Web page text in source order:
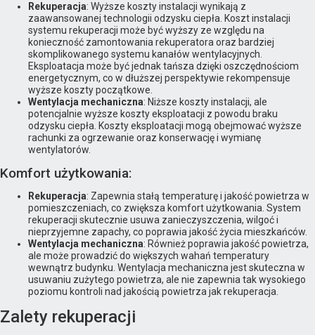
Rekuperacja: Wyższe koszty instalacji wynikają z
zaawansowanej technologii odzysku ciepła. Koszt instalacji
systemu rekuperacji może być wyższy ze względu na
konieczność zamontowania rekuperatora oraz bardziej
skomplikowanego systemu kanałów wentylacyjnych.
Eksploatacja może być jednak tańsza dzięki oszczędnościom
energetycznym, co w dłuższej perspektywie rekompensuje
wyższe koszty początkowe.
Wentylacja mechaniczna: Niższe koszty instalacji, ale
potencjalnie wyższe koszty eksploatacji z powodu braku
odzysku ciepła. Koszty eksploatacji mogą obejmować wyższe
rachunki za ogrzewanie oraz konserwację i wymianę
wentylatorów.
Komfort użytkowania:
Rekuperacja: Zapewnia stałą temperaturę i jakość powietrza w
pomieszczeniach, co zwiększa komfort użytkowania. System
rekuperacji skutecznie usuwa zanieczyszczenia, wilgoć i
nieprzyjemne zapachy, co poprawia jakość życia mieszkańców.
Wentylacja mechaniczna: Również poprawia jakość powietrza,
ale może prowadzić do większych wahań temperatury
wewnątrz budynku. Wentylacja mechaniczna jest skuteczna w
usuwaniu zużytego powietrza, ale nie zapewnia tak wysokiego
poziomu kontroli nad jakością powietrza jak rekuperacja.
Zalety rekuperacji